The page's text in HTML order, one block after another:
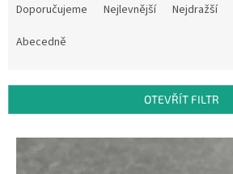
r
Doporučujeme Nejlevnější Nejdražší
Abecedně
OTEVŘÍT FILTR
V